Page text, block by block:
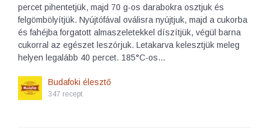
percet pihentetjük, majd 70 g-os darabokra osztjuk és
felgömbölyítjük. Nyújtófával oválisra nyújtjuk, majd a cukorba
és fahéjba forgatott almaszeletekkel díszítjük, végül barna
cukorral az egészet leszórjuk. Letakarva kelesztjük meleg
helyen legalább 40 percet. 185°C-os…
Budafoki élesztő
347 recept